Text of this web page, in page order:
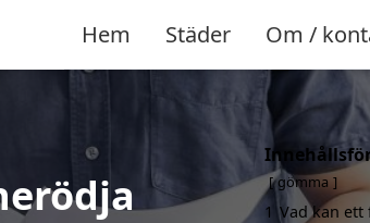
Hem Städer Om /
gömma
1 Vad kan ett